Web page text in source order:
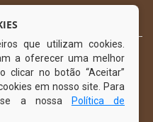
que utilizam cookies.
a oferecer uma melhor
clicar no botão “Aceitar”
em nosso site. Para
a nossa
Política de